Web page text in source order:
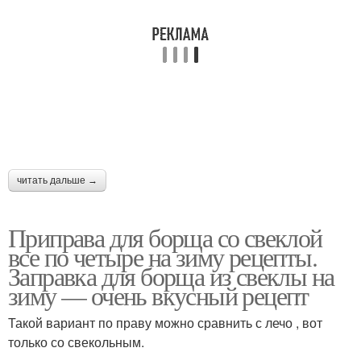
читать дальше →
Приправа для борща со свеклой
все по четыре на зиму рецепты.
Заправка для борща из свеклы на
зиму — очень вкусный рецепт
Такой вариант по праву можно сравнить с лечо , вот
только со свекольным.